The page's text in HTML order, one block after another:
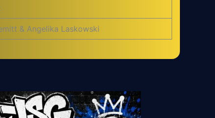
& Angelika Laskowski